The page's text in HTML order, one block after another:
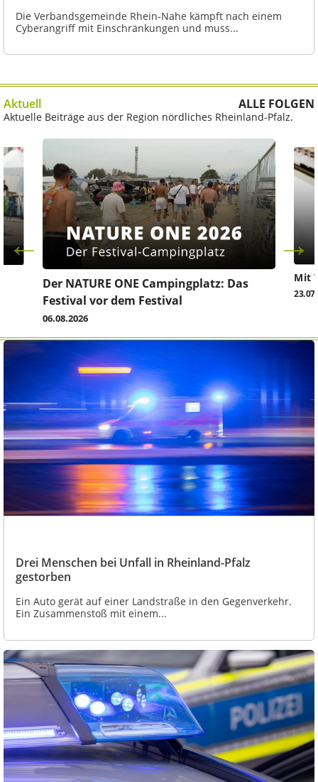
Die Verbandsgemeinde Rhein-Nahe kämpft nach einem
Cyberangriff mit Einschränkungen und muss...
Aktuell ALLE FOLGEN
Aktuelle Beiträge aus der Region nördliches Rheinland-Pfalz.
Der NATURE ONE Campingplatz: Das
Festival vor dem Festival
06.08.2026
Mit
Drei Menschen bei Unfall in Rheinland-Pfalz
gestorben
Ein Auto gerät auf einer Landstraße in den Gegenverkehr.
Ein Zusammenstoß mit einem...